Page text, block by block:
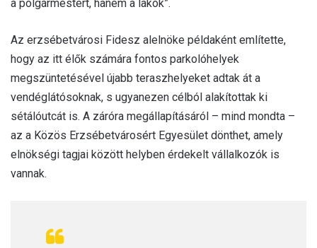
a polgármestert, hanem a lakók”.
Az erzsébetvárosi Fidesz alelnöke példaként említette,
hogy az itt élők számára fontos parkolóhelyek
megszüntetésével újabb teraszhelyeket adtak át a
vendéglátósoknak, s ugyanezen célból alakítottak ki
sétálóutcát is. A záróra megállapításáról – mind mondta –
az a Közös Erzsébetvárosért Egyesület dönthet, amely
elnökségi tagjai között helyben érdekelt vállalkozók is
vannak.